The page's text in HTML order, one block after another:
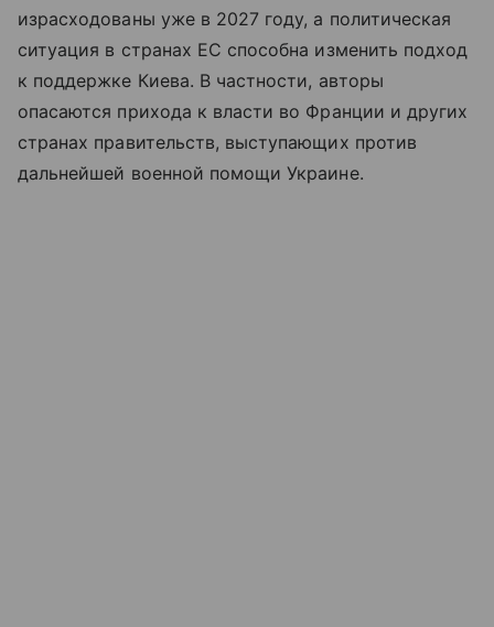
израсходованы уже в 2027 году, а политическая
ситуация в странах ЕС способна изменить подход
к поддержке Киева. В частности, авторы
опасаются прихода к власти во Франции и других
странах правительств, выступающих против
дальнейшей военной помощи Украине.